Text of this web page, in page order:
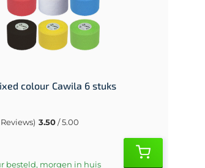
colour Cawila 6 stuks
Reviews) 3.50/ 5.00
besteld, morgen in huis